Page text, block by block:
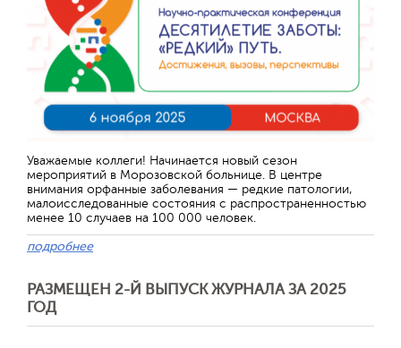
Уважаемые коллеги! Начинается новый сезон
мероприятий в Морозовской больнице. В центре
внимания орфанные заболевания — редкие патологии,
малоисследованные состояния с распространенностью
менее 10 случаев на 100 000 человек.
подробнее
РАЗМЕЩЕН 2-Й ВЫПУСК ЖУРНАЛА ЗА 2025
ГОД